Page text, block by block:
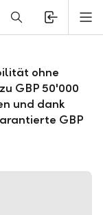
für 7
ohne
GBP 50'000
und dank
GBP